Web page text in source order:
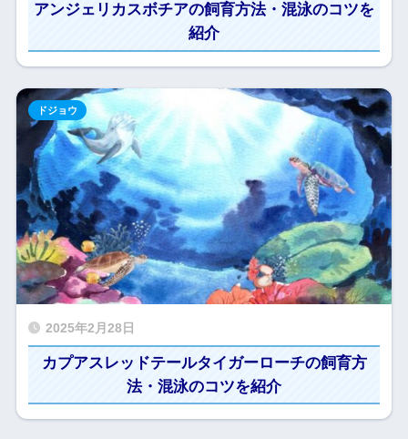
アンジェリカスボチアの飼育方法・混泳のコツを
紹介
2025年2月28日
カプアスレッドテールタイガーローチの飼育方
法・混泳のコツを紹介
ドジョウ